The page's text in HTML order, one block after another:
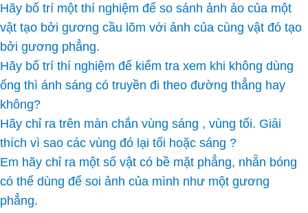
Hãy bố trí một thí nghiệm để so sánh ảnh ảo của một
vật tạo bởi gương cầu lõm với ảnh của cùng vật đó tạo
bởi gương phẳng.
Hãy bố trí thí nghiệm để kiểm tra xem khi không dùng
ống thì ánh sáng có truyền đi theo đường thẳng hay
không?
Hãy chỉ ra trên màn chắn vùng sáng , vùng tối. Giải
thích vì sao các vùng đó lại tối hoặc sáng ?
Em hãy chỉ ra một số vật có bề mặt phẳng, nhẵn bóng
có thể dùng để soi ảnh của mình như một gương
phẳng.